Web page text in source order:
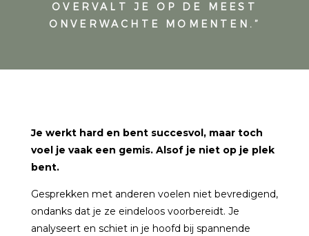
OVERVALT JE OP DE MEEST
ONVERWACHTE MOMENTEN.”
Je werkt hard en bent succesvol, maar toch
voel je vaak een gemis. Alsof je niet op je plek
bent.
Gesprekken met anderen voelen niet bevredigend,
ondanks dat je ze eindeloos voorbereidt. Je
analyseert en schiet in je hoofd bij spannende